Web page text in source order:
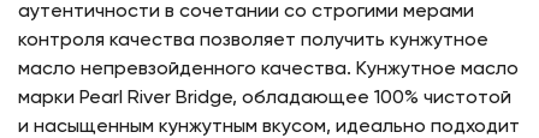
аутентичности в сочетании со строгими мерами
контроля качества позволяет получить кунжутное
масло непревзойденного качества. Кунжутное масло
марки Pearl River Bridge, обладающее 100% чистотой
и насыщенным кунжутным вкусом, идеально подходит